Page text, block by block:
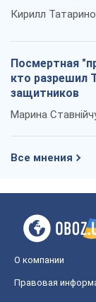
Кирилл
Посмертная
кто разрешил
защитников
Марина
Все мнения
О компании
Правовая